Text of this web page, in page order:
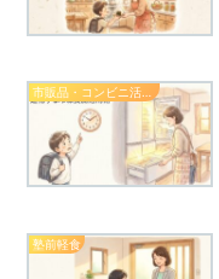
塾前軽食